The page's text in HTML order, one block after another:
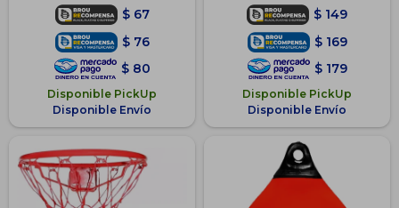
$ 67
$ 76
$ 80
Disponible PickUp
Disponible Envío
$ 149
$ 169
$ 179
Disponible PickUp
Disponible Envío